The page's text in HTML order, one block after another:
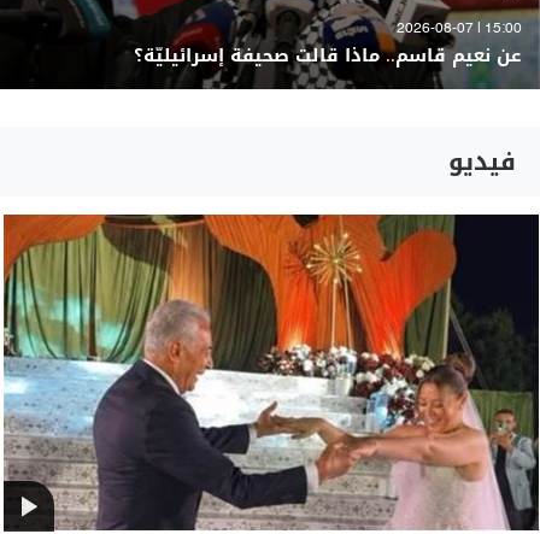
15:00 | 2026-08-07
عن نعيم قاسم.. ماذا قالت صحيفة إسرائيليّة؟
فيديو